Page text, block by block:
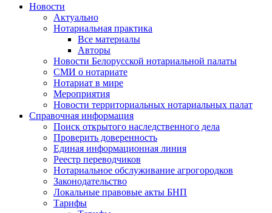
Новости
Актуально
Нотариальная практика
Все материалы
Авторы
Новости Белорусской нотариальной палаты
СМИ о нотариате
Нотариат в мире
Мероприятия
Новости территориальных нотариальных палат
Справочная информация
Поиск открытого наследственного дела
Проверить доверенность
Единая информационная линия
Реестр переводчиков
Нотариальное обслуживание агрогородков
Законодательство
Локальные правовые акты БНП
Тарифы